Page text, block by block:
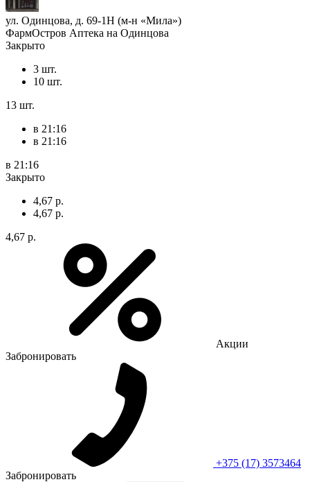
ул. Одинцова, д. 69-1Н (м-н «Мила»)
ФармОстров Аптека на Одинцова
Закрыто
3 шт.
10 шт.
13 шт.
в 21:16
в 21:16
в 21:16
Закрыто
4,67 р.
4,67 р.
4,67 р.
Акции
Забронировать
+375 (17) 3573464
Забронировать